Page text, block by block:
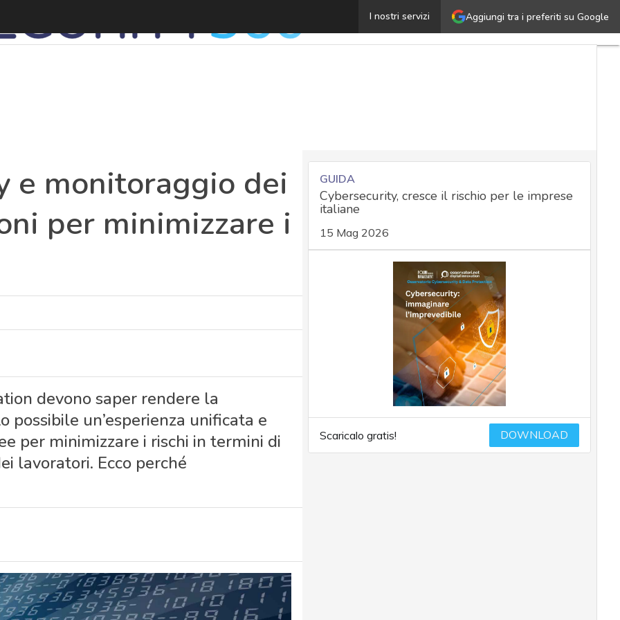
Aggiungi tra i preferiti su Google
I nostri servizi
Sicurezza IT, privacy e monitoraggio dei lavoratori: le
e monitoraggio dei
per minimizzare i
devono saper rendere la
un’esperienza unificata e
per minimizzare i rischi in termini di
lavoratori. Ecco perché
GUIDA
Cybersecurity, cresce il rischio per le imprese
italiane
15 Mag 2026
Scaricalo gratis! DOWNLOAD